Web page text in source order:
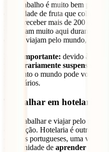
Este trabalho é muito bem
.
quantidade de fruta que colhes,
podes receber mais de 200 euros.
trabalham muito aqui durante o
depois viajam pelo mundo,
Nota importante: devido à
temporariamente suspensas
.
momento o mundo pode voltar a
necessários.
Trabalhar em hotelaria
Para trabalhar e viajar pelo
disposição. Hotelaria é outro
entre os portugueses, uma vez
oportunidade de aprender